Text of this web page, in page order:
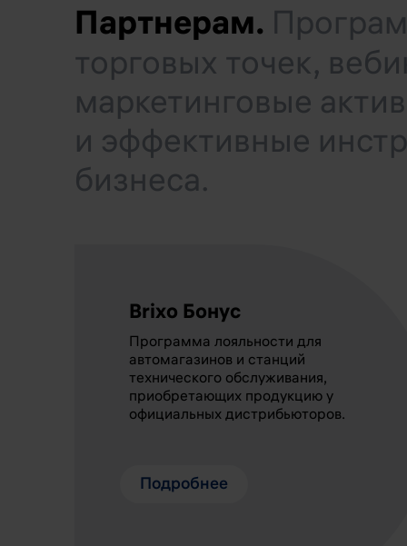
Партнерам.
торговых точек,
маркетинговые
и эффективные
бизнеса.
Brixo Бонус
Программа лояльности для
автомагазинов и станций
технического обслуживания,
приобретающих продукцию у
официальных дистрибьюторов.
Подробнее